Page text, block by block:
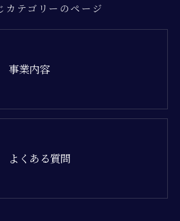
カテゴリーのページ
事業内容
よくある質問